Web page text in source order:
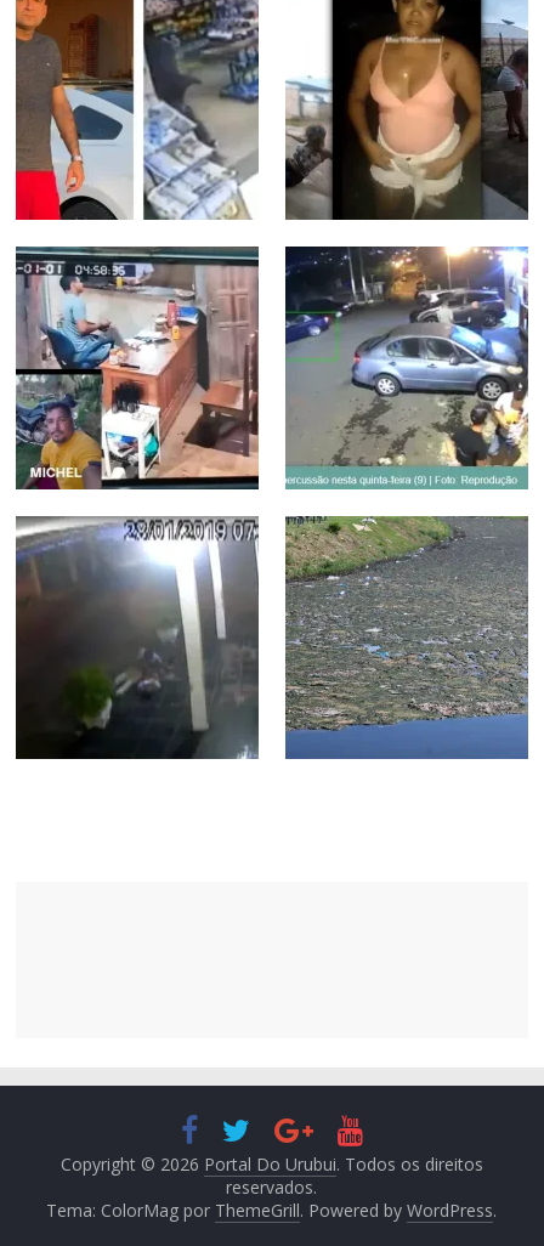
Copyright © 2026 Portal Do Urubui. Todos os direitos
reservados.
Tema: ColorMag por ThemeGrill. Powered byWordPress.